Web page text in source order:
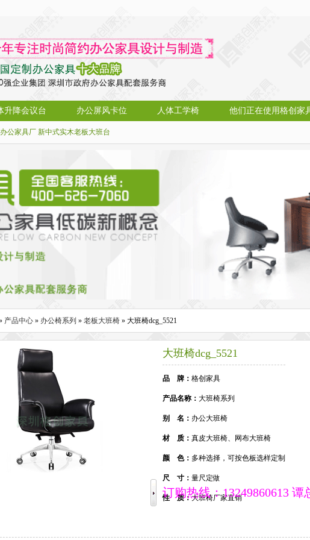
升降会议台 办公屏风卡位 人体工学椅 他们正在使用格创家
公家具厂 新中式实木老板大班台
产品中心 » 办公椅系列 » 老板大班椅 » 大班椅dcg_5521
大班椅dcg_5521
品 牌： 格创家具
产品名称： 大班椅系列
别 名： 办公大班椅
材 质： 真皮大班椅、网布大班椅
颜 色： 多种选择，可按色板选样定制
尺 寸： 量尺定做
性 质：大班椅厂家直销
订购热线：13249860613 谭